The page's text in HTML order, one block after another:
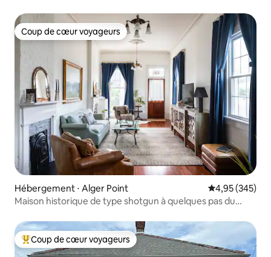
Coup de cœur voyageurs
Coup de cœur voyageurs
Hébergement ⋅ Alger Point Évaluation
4,95 (345)
Maison historique de type shotgun à quelques pas du
Coups de cœur voyageurs les plus appréciés
Coup de cœur voyageurs